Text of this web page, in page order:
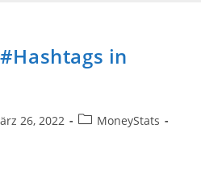
in
26, 2022
Beitrags-
MoneyStats